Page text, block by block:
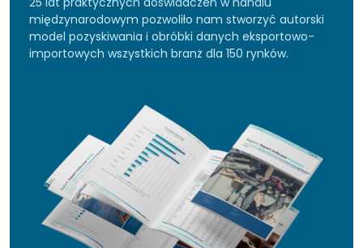
międzynarodowym pozwoliło nam stworzyć autorski
model pozyskiwania i obróbki danych eksportowo-
importowych wszystkich branż dla 150 rynków.